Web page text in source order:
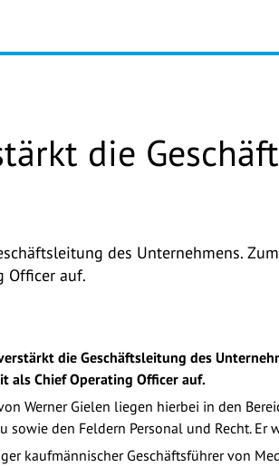
die
des Unternehmens.
Officer auf.
die Geschäftsleitung des
als Chief Operating Officer auf.
Werner Gielen liegen hierbei in den
sowie den Feldern Personal und Recht.
kaufmännischer Geschäftsführer von